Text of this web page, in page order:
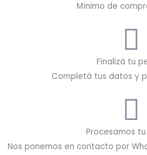
Mínimo de
Finalizá tu
Completá tus datos y
Procesamos
Nos ponemos en contacto por